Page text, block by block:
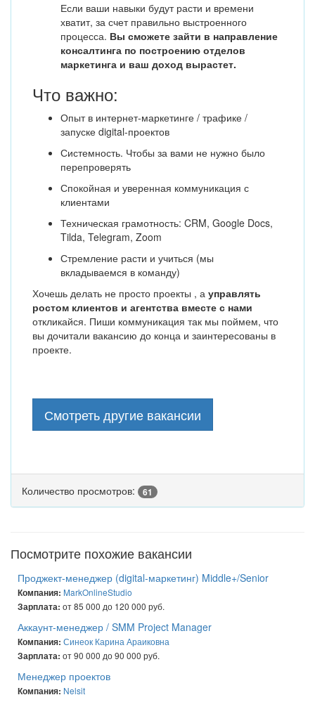
Если ваши навыки будут расти и времени
хватит, за счет правильно выстроенного
процесса. Вы сможете зайти в направление
консалтинга по построению отделов
маркетинга и ваш доход вырастет.
Что важно:
Опыт в интернет-маркетинге / трафике /
запуске digital-проектов
Системность. Чтобы за вами не нужно было
перепроверять
Спокойная и уверенная коммуникация с
клиентами
Техническая грамотность: CRM, Google Docs,
Tilda, Telegram, Zoom
Стремление расти и учиться (мы
вкладываемся в команду)
Хочешь делать не просто проекты , а управлять
ростом клиентов и агентства вместе с нами
откликайся. Пиши коммуникация так мы поймем, что
вы дочитали вакансию до конца и заинтересованы в
проекте.
Смотреть другие вакансии
Количество просмотров: 61
Посмотрите похожие вакансии
Проджект-менеджер (digital-маркетинг) Middle+/Senior
Компания: MarkOnlineStudio
Зарплата: от 85 000 до 120 000 руб.
Аккаунт-менеджер / SMM Project Manager
Компания: Синеок Карина Араиковна
Зарплата: от 90 000 до 90 000 руб.
Менеджер проектов
Компания: Nelsit